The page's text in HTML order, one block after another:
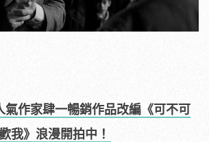
氣作家肆一暢銷作品改編《可不可
我》浪漫開拍中！